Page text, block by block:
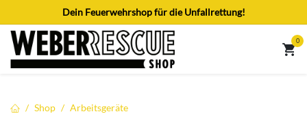
Zum Inhalt springenDein Feuerwehrshop für die Unfallrettung!
0
Shop
Arbeitsgeräte